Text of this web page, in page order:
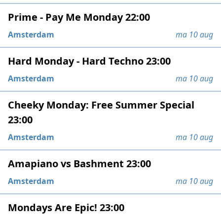
Prime - Pay Me Monday 22:00
Amsterdam ma 10 aug
Hard Monday - Hard Techno 23:00
Amsterdam ma 10 aug
Cheeky Monday: Free Summer Special
23:00
Amsterdam ma 10 aug
Amapiano vs Bashment 23:00
Amsterdam ma 10 aug
Mondays Are Epic! 23:00